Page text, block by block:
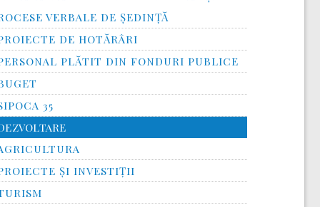
VERBALE DE ȘEDINȚĂ
DE HOTĂRÂRI
PLĂTIT DIN FONDURI PUBLICE
35
ȘI INVESTIȚII